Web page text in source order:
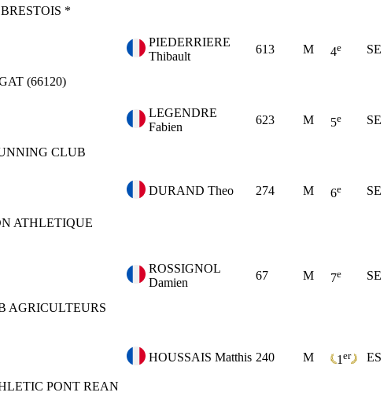
*
PIEDERRIERE
Thibault
613 M 4e SE
(66120)
LEGENDRE
Fabien
623 M 5e SE
CLUB
DURAND Theo 274 M 6e SE
ATHLETIQUE
ROSSIGNOL
Damien
67 M 7e SE
AGRICULTEURS
HOUSSAIS Matthis 240 M 1 er ES
PONT REAN